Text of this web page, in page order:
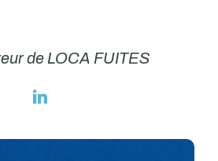
de LOCA FUITES